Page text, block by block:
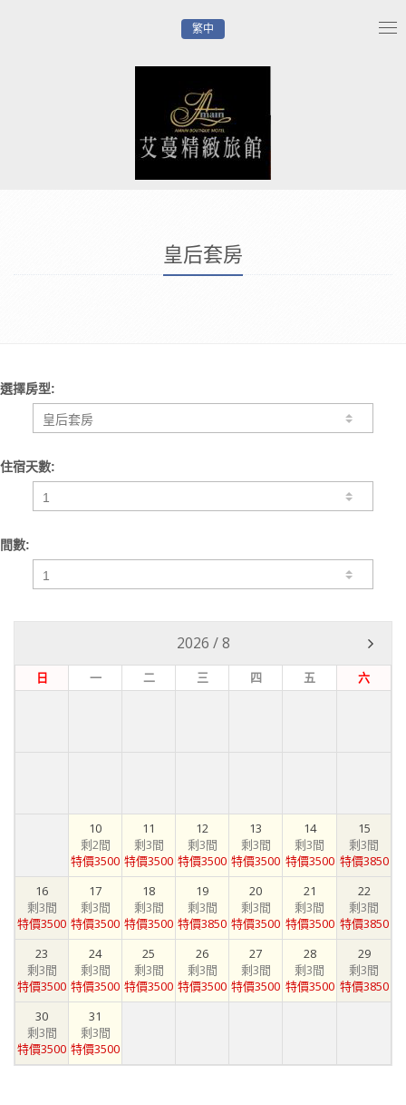
繁中
皇后套房
選擇房型:
住宿天數:
間數:
2026 /8
日 一 二 三 四 五 六
10
剩2間
特價3500
11
剩3間
特價3500
12
剩3間
特價3500
13
剩3間
特價3500
14
剩3間
特價3500
15
剩3間
特價3850
16
剩3間
特價3500
17
剩3間
特價3500
18
剩3間
特價3500
19
剩3間
特價3850
20
剩3間
特價3500
21
剩3間
特價3500
22
剩3間
特價3850
23
剩3間
特價3500
24
剩3間
特價3500
25
剩3間
特價3500
26
剩3間
特價3500
27
剩3間
特價3500
28
剩3間
特價3500
29
剩3間
特價3850
30
剩3間
特價3500
31
剩3間
特價3500